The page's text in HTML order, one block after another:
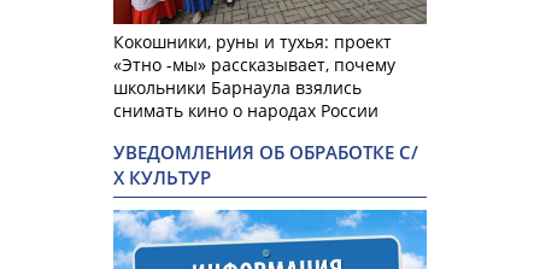
Кокошники, руны и тухья: проект
«Этно -мы» рассказывает, почему
школьники Барнаула взялись
снимать кино о народах России
УВЕДОМЛЕНИЯ ОБ ОБРАБОТКЕ С/
Х КУЛЬТУР